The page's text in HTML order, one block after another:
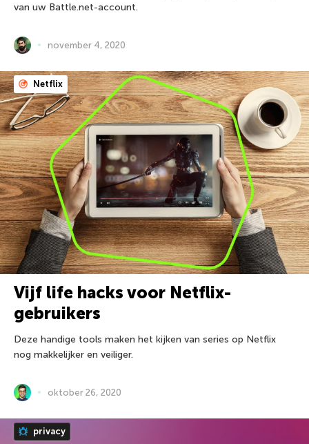
van uw Battle.net-account.
november 4, 2020
Netflix
Vijf life hacks voor Netflix-
gebruikers
Deze handige tools maken het kijken van series op Netflix
nog makkelijker en veiliger.
oktober 26, 2020
privacy